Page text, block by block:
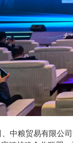
粮贸易有限公司